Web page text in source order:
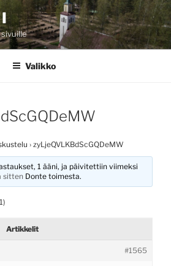
Valikko
› zyLjeQVLKBdScGQDeMW
1 ääni, ja päivitettiin viimeksi
sitten Donte toimesta.
Artikkelit
#1565